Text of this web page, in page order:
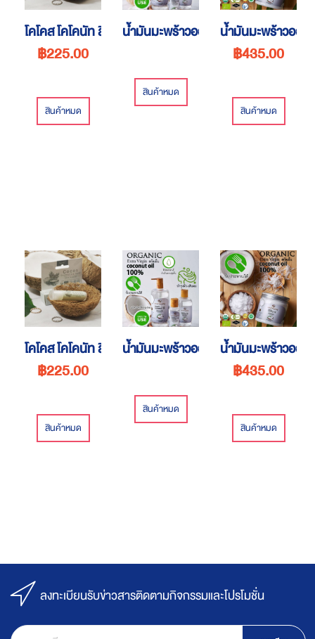
โคโคส โคโคนัท ลิป บาล์ม
฿225.00
สินค้าหมด
น้ำมันมะพร้าวออร์แกนิค
สินค้าหมด
น้ำมันมะพร้าวออร์
฿435.00
สินค้าหมด
โคโคส โคโคนัท ลิป บาล์ม
฿225.00
สินค้าหมด
น้ำมันมะพร้าวออร์แกนิค
สินค้าหมด
น้ำมันมะพร้าวออร์
฿435.00
สินค้าหมด
ลงทะเบียนรับข่าวสารติดตามกิจกรรมและโปรโมชั่น